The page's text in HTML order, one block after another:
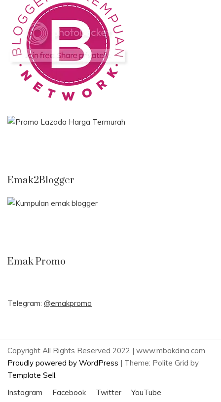
Emak2Blogger
Emak Promo
Telegram: @emakpromo
Copyright All Rights Reserved 2022 | www.mbakdina.com
Proudly powered by WordPress | Theme: Polite Grid by
Template Sell
Instagram
Facebook Twitter YouTube